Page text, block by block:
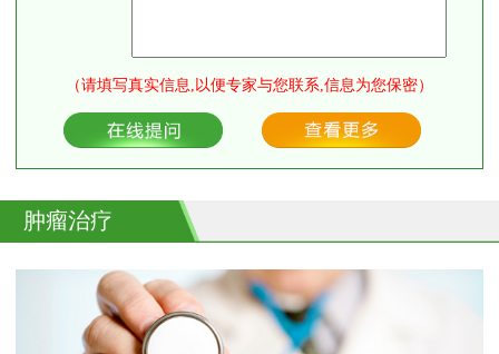
（请填写真实信息,以便专家与您联系,信息为您保密）
肿瘤治疗